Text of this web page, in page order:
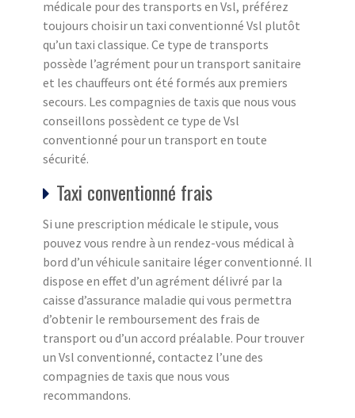
médicale pour des transports en Vsl, préférez
toujours choisir un taxi conventionné Vsl plutôt
qu’un taxi classique. Ce type de transports
possède l’agrément pour un transport sanitaire
et les chauffeurs ont été formés aux premiers
secours. Les compagnies de taxis que nous vous
conseillons possèdent ce type de Vsl
conventionné pour un transport en toute
sécurité.
Taxi conventionné frais
Si une prescription médicale le stipule, vous
pouvez vous rendre à un rendez-vous médical à
bord d’un véhicule sanitaire léger conventionné. Il
dispose en effet d’un agrément délivré par la
caisse d’assurance maladie qui vous permettra
d’obtenir le remboursement des frais de
transport ou d’un accord préalable. Pour trouver
un Vsl conventionné, contactez l’une des
compagnies de taxis que nous vous
recommandons.